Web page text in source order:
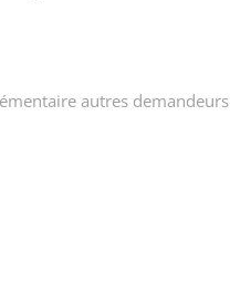
autres demandeurs